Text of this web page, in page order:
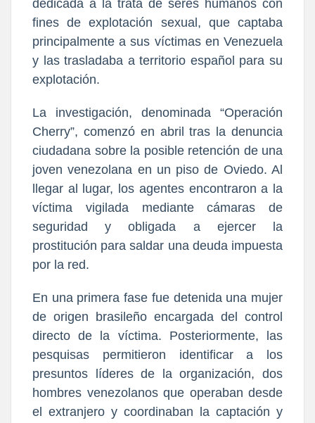
dedicada a la trata de seres humanos con
fines de explotación sexual, que captaba
principalmente a sus víctimas en Venezuela
y las trasladaba a territorio español para su
explotación.
La investigación, denominada “Operación
Cherry”, comenzó en abril tras la denuncia
ciudadana sobre la posible retención de una
joven venezolana en un piso de Oviedo. Al
llegar al lugar, los agentes encontraron a la
víctima vigilada mediante cámaras de
seguridad y obligada a ejercer la
prostitución para saldar una deuda impuesta
por la red.
En una primera fase fue detenida una mujer
de origen brasileño encargada del control
directo de la víctima. Posteriormente, las
pesquisas permitieron identificar a los
presuntos líderes de la organización, dos
hombres venezolanos que operaban desde
el extranjero y coordinaban la captación y